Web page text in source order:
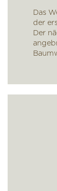
Das
der
Der